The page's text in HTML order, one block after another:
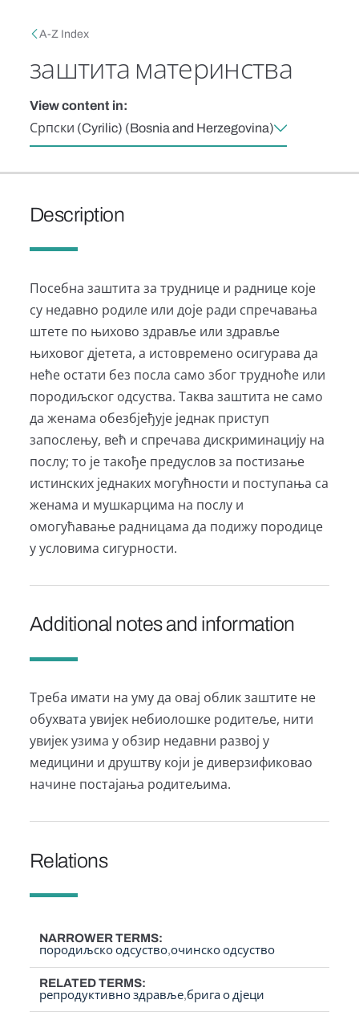
Breadcrumb
A-Z Index
заштита материнства
View content in:
Српски (Cyrilic) (Bosnia and Herzegovina)
Description
Посебна заштита за труднице и раднице које
су недавно родиле или доје ради спречавања
штете по њихово здравље или здравље
њиховог дјетета, а истовремено осигурава да
неће остати без посла само због трудноће или
породиљског одсуства. Таква заштита не само
да женама обезбјеђује једнак приступ
запослењу, већ и спречава дискриминацију на
послу; то је такође предуслов за постизање
истинских једнаких могућности и поступања са
женама и мушкарцима на послу и
омогућавање радницама да подижу породице
у условима сигурности.
Additional notes and information
Треба имати на уму да овај облик заштите не
обухвата увијек небиолошке родитеље, нити
увијек узима у обзир недавни развој у
медицини и друштву који је диверзификовао
начине постајања родитељима.
Relations
NARROWER TERMS
породиљско одсуство очинско одсуство
RELATED TERMS
репродуктивно здравље брига о дјеци